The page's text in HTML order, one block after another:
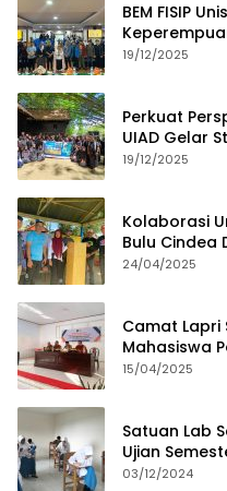
BEM FISIP
dan Budaya
19/12/2025
Perkuat
UIAD Gelar
19/12/2025
Kolaborasi
Bulu Cindea
24/04/2025
Camat Lapri
Mahasiswa
15/04/2025
Satuan Lab
Ujian
Proses
03/12/2024